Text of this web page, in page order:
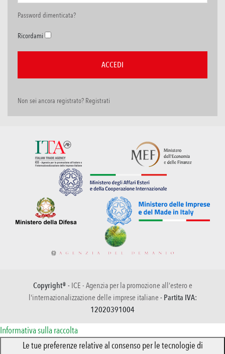
Password dimenticata?
Ricordami
Non sei ancora registrato? Registrati
Copyright® - ICE - Agenzia per la promozione all’estero e
l'internazionalizzazione delle imprese italiane - Partita IVA:
12020391004
Informativa sulla raccolta
Le tue preferenze relative al consenso per le tecnologie di